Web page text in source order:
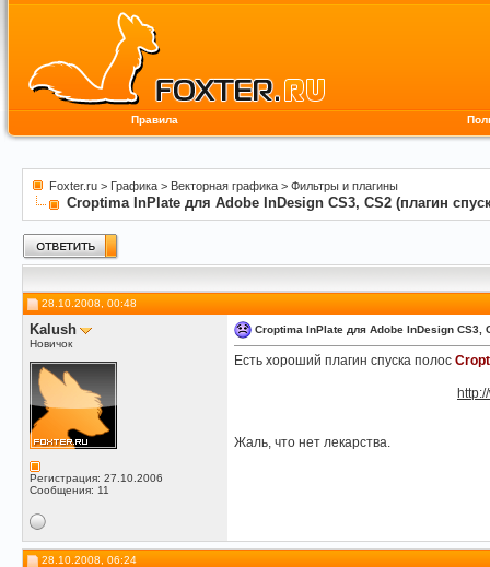
Правила
Foxter.ru > Графика > Векторная графика > Фильтры и плагины
Croptima InPlate для Adobe InDesign CS3, CS2 (плагин
28.10.2008, 00:48
Kalush
Новичок
Регистрация: 27.10.2006
Сообщения: 11
Croptima InPlate для Adobe InDesign CS3,
Есть хороший плагин спуска полос
Жаль, что нет лекарства.
28.10.2008, 06:24